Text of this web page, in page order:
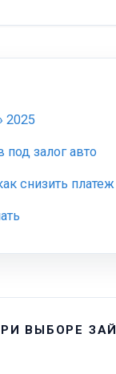
2025
под залог авто
снизить платеж
ВЫБОРЕ